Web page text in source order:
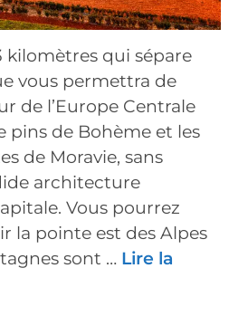
kilomètres qui sépare
vous permettra de
de l’Europe Centrale
pins de Bohème et les
de Moravie, sans
architecture
Vous pourrez
la pointe est des Alpes
sont … Lire la